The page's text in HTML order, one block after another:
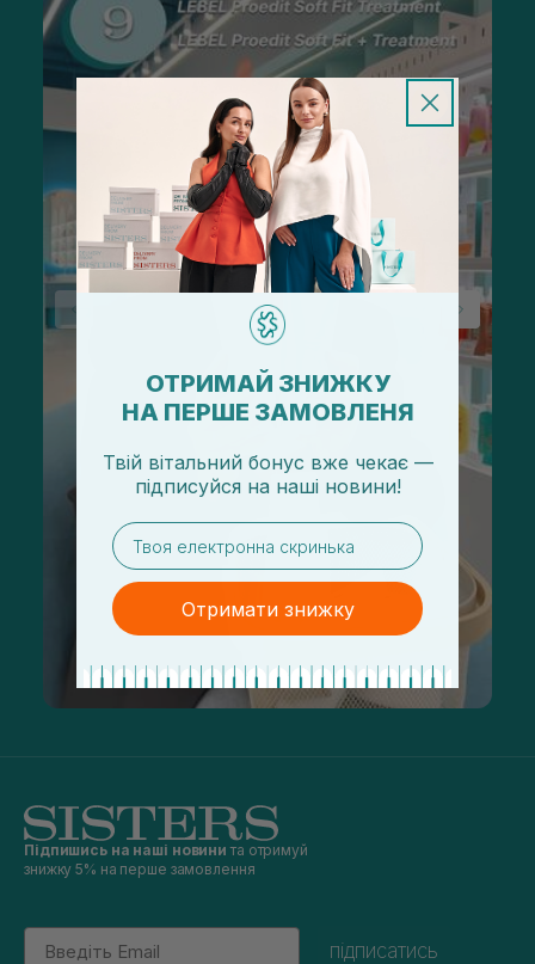
Підпишись на наші новини та отримуй
знижку 5% на перше замовлення
Email
підписатись
ОТРИМАЙ ЗНИЖКУ
НА ПЕРШЕ ЗАМОВЛЕНЯ
Твій вітальний бонус вже чекає —
підписуйся на наші новини!
email
Отримати знижку